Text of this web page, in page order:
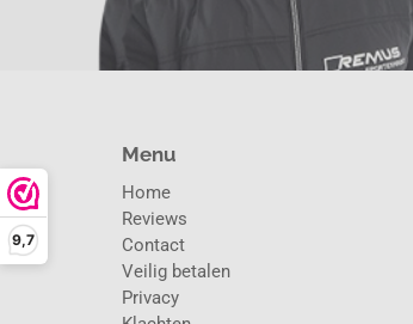
9,7
Menu
Home
Reviews
Contact
Veilig betalen
Privacy